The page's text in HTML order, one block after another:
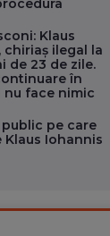
Klaus
chiriaș ilegal la
de 23 de zile.
în
nu face nimic
pe care
Klaus Iohannis